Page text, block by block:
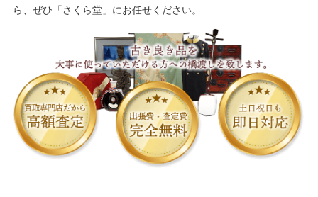
ら、ぜひ「さくら堂」にお任せください。